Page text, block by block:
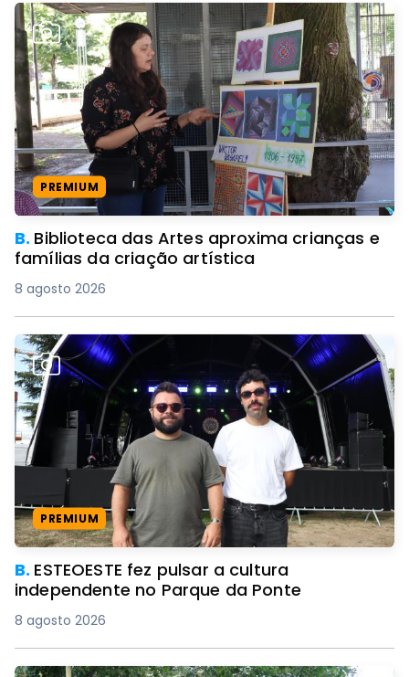
PREMIUM
B. Biblioteca das Artes aproxima crianças e
famílias da criação artística
8 agosto 2026
PREMIUM
B. ESTEOESTE fez pulsar a cultura
independente no Parque da Ponte
8 agosto 2026